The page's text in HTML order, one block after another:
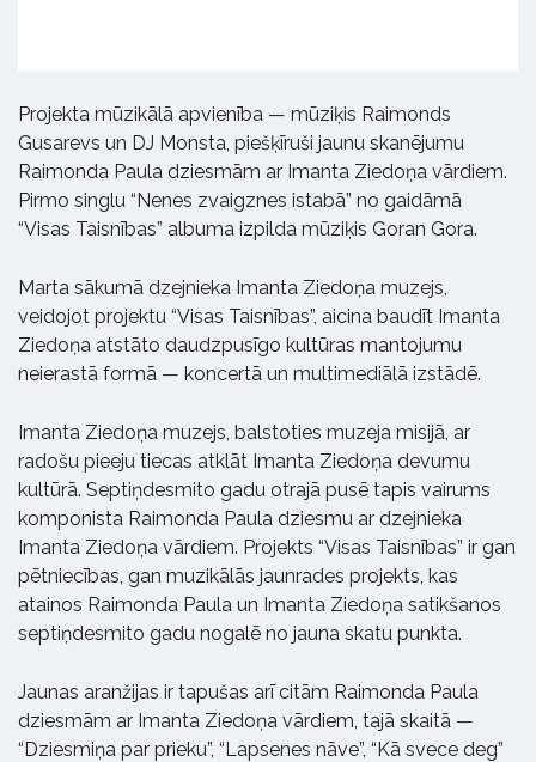
Projekta mūzikālā apvienība — mūziķis Raimonds
Gusarevs un DJ Monsta, piešķīruši jaunu skanējumu
Raimonda Paula dziesmām ar Imanta Ziedoņa vārdiem.
Pirmo singlu “Nenes zvaigznes istabā” no gaidāmā
“Visas Taisnības” albuma izpilda mūziķis Goran Gora.
Marta sākumā dzejnieka Imanta Ziedoņa muzejs,
veidojot projektu “Visas Taisnības”, aicina baudīt Imanta
Ziedoņa atstāto daudzpusīgo kultūras mantojumu
neierastā formā — koncertā un multimediālā izstādē.
Imanta Ziedoņa muzejs, balstoties muzeja misijā, ar
radošu pieeju tiecas atklāt Imanta Ziedoņa devumu
kultūrā. Septiņdesmito gadu otrajā pusē tapis vairums
komponista Raimonda Paula dziesmu ar dzejnieka
Imanta Ziedoņa vārdiem. Projekts “Visas Taisnības” ir gan
pētniecības, gan muzikālās jaunrades projekts, kas
atainos Raimonda Paula un Imanta Ziedoņa satikšanos
septiņdesmito gadu nogalē no jauna skatu punkta.
Jaunas aranžijas ir tapušas arī citām Raimonda Paula
dziesmām ar Imanta Ziedoņa vārdiem, tajā skaitā —
“Dziesmiņa par prieku”, “Lapsenes nāve”, “Kā svece deg”